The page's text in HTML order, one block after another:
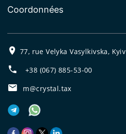
Coordonnées
77, rue Velyka Vasylkivska, Kyiv
+38 (067) 885-53-00
m@crystal.tax